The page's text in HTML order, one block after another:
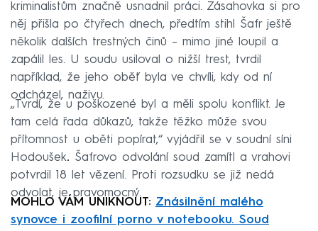
kriminalistům značně usnadnil práci. Zásahovka si pro
něj přišla po čtyřech dnech, předtím stihl Šafr ještě
několik dalších trestných činů – mimo jiné loupil a
zapálil les. U soudu usiloval o nižší trest, tvrdil
například, že jeho oběť byla ve chvíli, kdy od ní
odcházel, naživu.
„Tvrdí, že u poškozené byl a měli spolu konflikt. Je
tam celá řada důkazů, takže těžko může svou
přítomnost u oběti popírat,“ vyjádřil se v soudní síni
Hodoušek. Šafrovo odvolání soud zamítl a vrahovi
potvrdil 18 let vězení. Proti rozsudku se již nedá
odvolat, je pravomocný.
MOHLO VÁM UNIKNOUT: Znásilnění malého
synovce i zoofilní porno v notebooku. Soud